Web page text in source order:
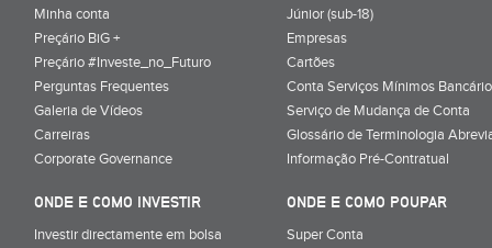
Minha conta
Preçário BiG +
Preçário #Investe_no_Futuro
Perguntas Frequentes
Galeria de Vídeos
Carreiras
Corporate Governance
Júnior (sub-18)
Empresas
Cartões
Conta Serviços Mínimos
Serviço de Mudança de Conta
Glossário de Terminologia
Informação Pré-Contratual
ONDE E COMO INVESTIR
Investir directamente em bolsa
ONDE E COMO POUPAR
Super Conta